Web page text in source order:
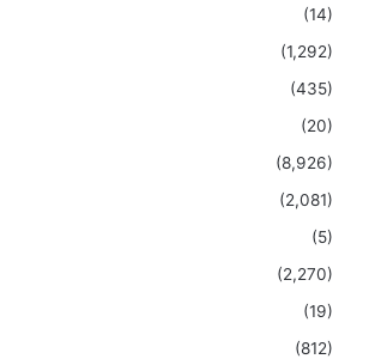
(14)
(1,292)
(435)
(20)
(8,926)
(2,081)
(5)
(2,270)
(19)
(812)